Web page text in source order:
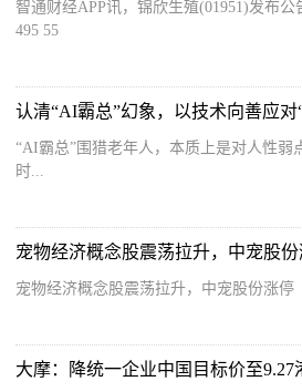
智通财经APP讯，锦欣生殖(01951)发布公
495 55
认清“AI霸总”幻象，以技术向善应对
“AI霸总”围猎老年人，本质上是对人性弱
时...
宠物经济概念股震荡拉升，中宠股
宠物经济概念股震荡拉升，中宠股份涨停